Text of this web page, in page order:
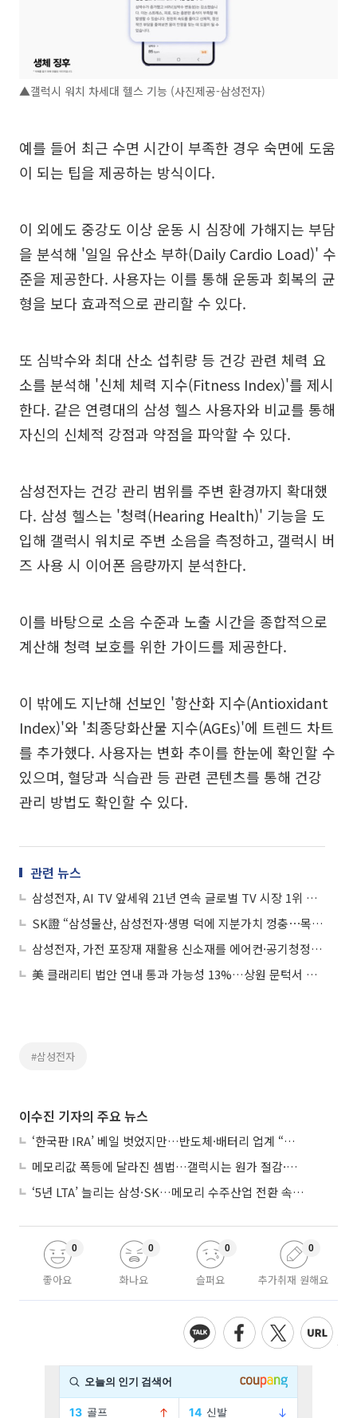
▲갤럭시 워치 차세대 헬스 기능 (사진제공-삼성전자)
예를 들어 최근 수면 시간이 부족한 경우 숙면에 도움
이 되는 팁을 제공하는 방식이다.
이 외에도 중강도 이상 운동 시 심장에 가해지는 부담
을 분석해 '일일 유산소 부하(Daily Cardio Load)' 수
준을 제공한다. 사용자는 이를 통해 운동과 회복의 균
형을 보다 효과적으로 관리할 수 있다.
또 심박수와 최대 산소 섭취량 등 건강 관련 체력 요
소를 분석해 '신체 체력 지수(Fitness Index)'를 제시
한다. 같은 연령대의 삼성 헬스 사용자와 비교를 통해
자신의 신체적 강점과 약점을 파악할 수 있다.
삼성전자는 건강 관리 범위를 주변 환경까지 확대했
다. 삼성 헬스는 '청력(Hearing Health)' 기능을 도
입해 갤럭시 워치로 주변 소음을 측정하고, 갤럭시 버
즈 사용 시 이어폰 음량까지 분석한다.
이를 바탕으로 소음 수준과 노출 시간을 종합적으로
계산해 청력 보호를 위한 가이드를 제공한다.
이 밖에도 지난해 선보인 '항산화 지수(Antioxidant
Index)'와 '최종당화산물 지수(AGEs)'에 트렌드 차트
를 추가했다. 사용자는 변화 추이를 한눈에 확인할 수
있으며, 혈당과 식습관 등 관련 콘텐츠를 통해 건강
관리 방법도 확인할 수 있다.
관련 뉴스
삼성전자, AI TV 앞세워 21년 연속 글로벌 TV 시장 1위 지킨다
SK證 “삼성물산, 삼성전자·생명 덕에 지분가치 껑충⋯목표가 59만원 상향”
삼성전자, 가전 포장재 재활용 신소재를 에어컨·공기청정기에 적용
美 클래리티 법안 연내 통과 가능성 13%…상원 문턱서 제동
#삼성전자
이수진 기자의 주요 뉴스
‘한국판 IRA’ 베일 벗었지만…반도체·배터리 업계 “시행령이 관건”
메모리값 폭등에 달라진 셈법…갤럭시는 원가 절감·아이폰은 서비스 확대
‘5년 LTA’ 늘리는 삼성·SK…메모리 수주산업 전환 속 다른 셈법
좋아요
0
화나요
0
슬퍼요
0
추가취재 원해요
0